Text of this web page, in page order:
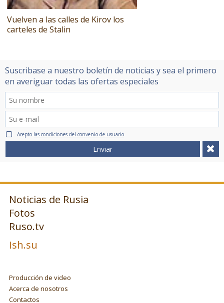
Vuelven a las calles de Kirov los
carteles de Stalin
Suscribase a nuestro boletín de noticias y sea el primero
en averiguar todas las ofertas especiales
Acepto las condiciones del convenio de usuario
Enviar
Noticias de Rusia
Fotos
Ruso.tv
Ish.su
Producción de video
Acerca de nosotros
Contactos